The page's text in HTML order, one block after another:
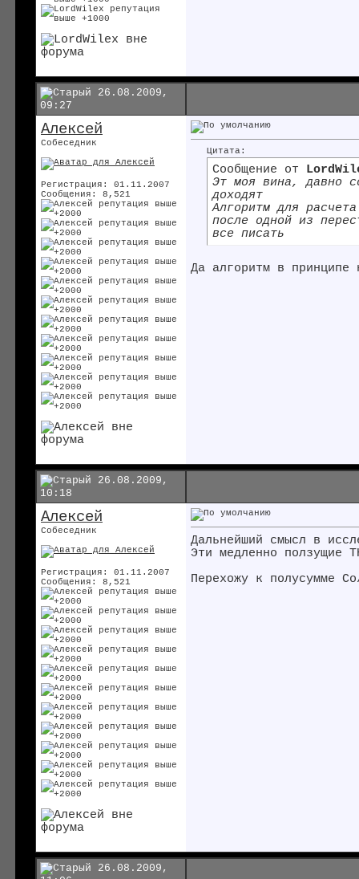
26.08.2009,
09:27
Алексей
Собеседник
Регистрация: 01.11.2007
Сообщения: 8,521
Цитата:
Сообщение от
Эт моя вина, давно
доходят
Алгоритм для
после одной из
все писать
Да алгоритм в
26.08.2009,
10:18
Алексей
Собеседник
Регистрация: 01.11.2007
Сообщения: 8,521
Дальнейший смысл в
Эти медленно ползущие
Перехожу к полусумме
26.08.2009,